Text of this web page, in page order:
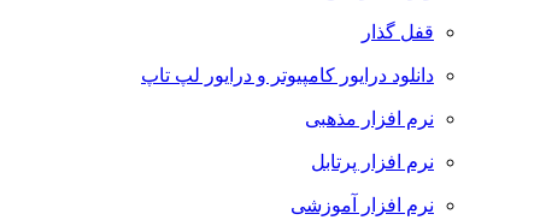
قفل گذار
دانلود درایور کامپیوتر و درایور لپ تاپ
نرم افزار مذهبی
نرم افزار پرتابل
نرم افزار آموزشی